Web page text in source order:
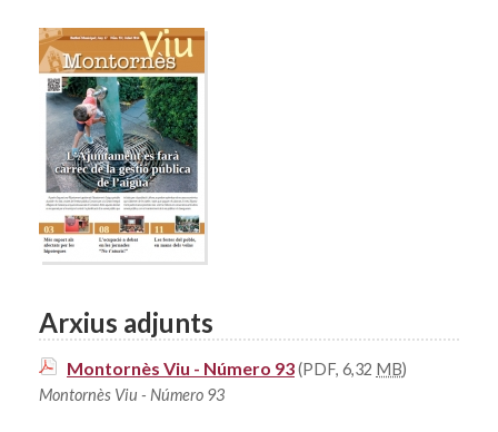
Arxius adjunts
Montornès Viu - Número 93(PDF, 6,32 MB)
Montornès Viu - Número 93